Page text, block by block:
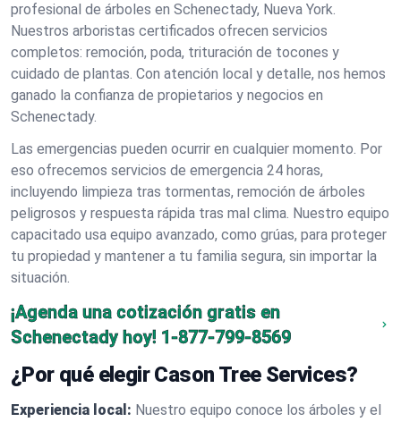
profesional de árboles en Schenectady, Nueva York.
Nuestros arboristas certificados ofrecen servicios
completos: remoción, poda, trituración de tocones y
cuidado de plantas. Con atención local y detalle, nos hemos
ganado la confianza de propietarios y negocios en
Schenectady.
Las emergencias pueden ocurrir en cualquier momento. Por
eso ofrecemos servicios de emergencia 24 horas,
incluyendo limpieza tras tormentas, remoción de árboles
peligrosos y respuesta rápida tras mal clima. Nuestro equipo
capacitado usa equipo avanzado, como grúas, para proteger
tu propiedad y mantener a tu familia segura, sin importar la
situación.
¡Agenda una cotización gratis en
Schenectady hoy! 1-877-799-8569
¿Por qué elegir Cason Tree Services?
Experiencia local: Nuestro equipo conoce los árboles y el